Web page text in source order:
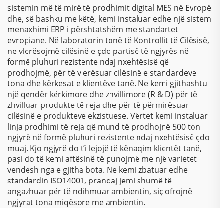
sistemin më të mirë të prodhimit digital MES në Evropë
dhe, së bashku me këtë, kemi instaluar edhe një sistem
menaxhimi ERP i përshtatshëm me standartet
evropiane. Në laboratorin tonë të Kontrollit të Cilësisë,
ne vlerësojmë cilësinë e çdo partisë të ngjyrës në
formë pluhuri rezistente ndaj nxehtësisë që
prodhojmë, për të vlerësuar cilësinë e standardeve
tona dhe kërkesat e klientëve tanë. Ne kemi gjithashtu
një qendër kërkimore dhe zhvillimore (R & D) për të
zhvilluar produkte të reja dhe për të përmirësuar
cilësinë e produkteve ekzistuese. Vërtet kemi instaluar
linja prodhimi të reja që mund të prodhojnë 500 ton
ngjyrë në formë pluhuri rezistente ndaj nxehtësisë çdo
muaj. Kjo ngjyrë do t’i lejojë të kënaqim klientët tanë,
pasi do të kemi aftësinë të punojmë me një varietet
vendesh nga e gjitha bota. Ne kemi zbatuar edhe
standardin ISO14001, prandaj jemi shumë të
angazhuar për të ndihmuar ambientin, siç ofrojnë
ngjyrat tona miqësore me ambientin.